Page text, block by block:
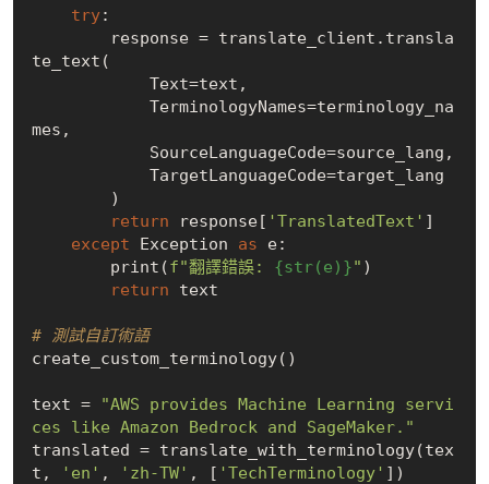
try:
te_text(
mes,
return response[ 'TranslatedText' ]
except Exception as e:
        print(
f"翻譯錯誤: {str(e)}" )
return text
# 測試自訂術語
create_custom_terminology()
text =
"AWS provides Machine Learning servi
ces like Amazon Bedrock and SageMaker."
translated = translate_with_terminology(tex
t,
'en' , 'zh-TW' , [ 'TechTerminology' ])